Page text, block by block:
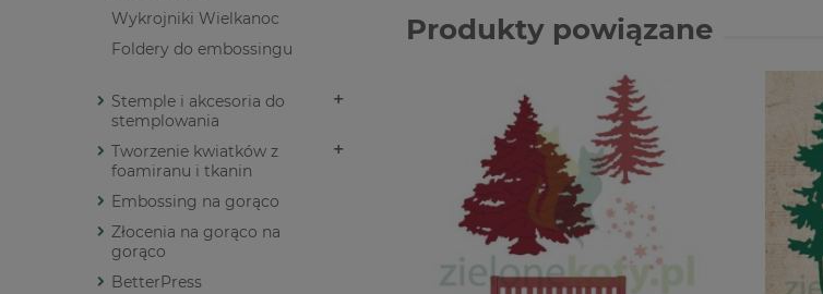
Wykrojniki Wielkanoc
Foldery do embossingu
Stemple i akcesoria do
stemplowania
Tworzenie kwiatków z
foamiranu i tkanin
Embossing na gorąco
Złocenia na gorąco na
gorąco
BetterPress
Produkty powiązane